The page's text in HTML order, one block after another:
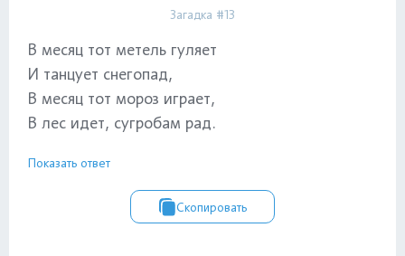
Загадка #13
В месяц тот метель гуляет
И танцует снегопад,
В месяц тот мороз играет,
В лес идет, сугробам рад.
Показать ответ
Скопировать